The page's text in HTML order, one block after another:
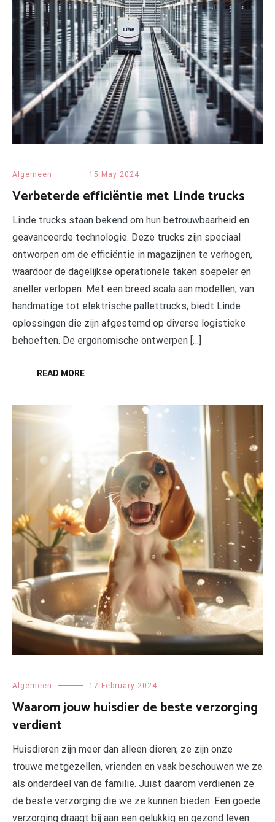
Algemeen 15 May 2024
Verbeterde efficiëntie met Linde trucks
Linde trucks staan bekend om hun betrouwbaarheid en
geavanceerde technologie. Deze trucks zijn speciaal
ontworpen om de efficiëntie in magazijnen te verhogen,
waardoor de dagelijkse operationele taken soepeler en
sneller verlopen. Met een breed scala aan modellen, van
handmatige tot elektrische pallettrucks, biedt Linde
oplossingen die zijn afgestemd op diverse logistieke
behoeften. De ergonomische ontwerpen […]
READ MORE
Algemeen 17 February 2024
Waarom jouw huisdier de beste verzorging
verdient
Huisdieren zijn meer dan alleen dieren; ze zijn onze
trouwe metgezellen, vrienden en vaak beschouwen we ze
als onderdeel van de familie. Juist daarom verdienen ze
de beste verzorging die we ze kunnen bieden. Een goede
verzorging draagt bij aan een gelukkig en gezond leven